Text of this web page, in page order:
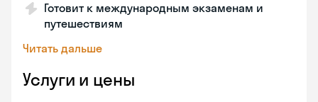
Готовит к международным экзаменам и
путешествиям
Читать дальше
Услуги и цены